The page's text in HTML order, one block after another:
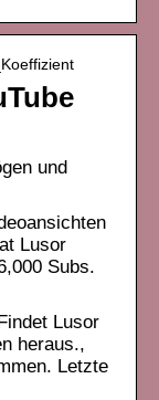
und
Lusor
Subs.
Lusor
heraus.,
Letzte